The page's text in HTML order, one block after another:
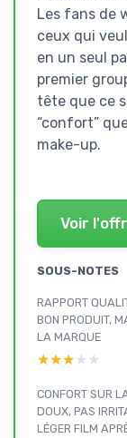
Les fans de
ceux qui
en un seul
premier
tête que ce
“confort”
make-up.
Voir
SOUS-NOTES
RAPPORT
BON PRODUIT,
LA MARQUE
★★★★★
★★★★★
CONFORT SUR
DOUX, PAS
LÉGER FILM